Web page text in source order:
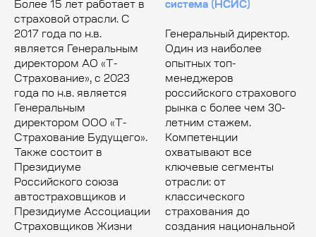
Более 15 лет работает в
страховой отрасли. С
2017 года по н.в.
является Генеральным
директором АО «Т-
Страхование», с 2023
года по н.в. является
Генеральным
директором ООО «Т-
Страхование Будущего».
Также состоит в
Президиуме
Российского союза
автостраховщиков и
Президиуме Ассоциации
Страховщиков Жизни
система (НСИС)
Генеральный директор.
Один из наиболее
опытных топ-
менеджеров
российского страхового
рынка с более чем 30-
летним стажем.
Компетенции
охватывают все
ключевые сегменты
отрасли: от
классического
страхования до
создания национальной